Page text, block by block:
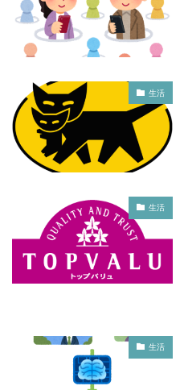
生活
生活
生活